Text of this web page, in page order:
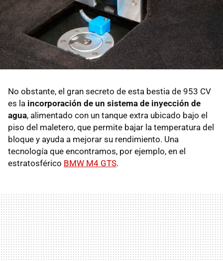
No obstante, el gran secreto de esta bestia de 953 CV
es la incorporación de un sistema de inyección de
agua, alimentado con un tanque extra ubicado bajo el
piso del maletero, que permite bajar la temperatura del
bloque y ayuda a mejorar su rendimiento. Una
tecnología que encontramos, por ejemplo, en el
estratosférico BMW M4 GTS.